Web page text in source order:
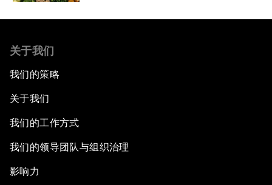
关于我们
我们的策略
关于我们
我们的工作方式
我们的领导团队与组织治理
影响力